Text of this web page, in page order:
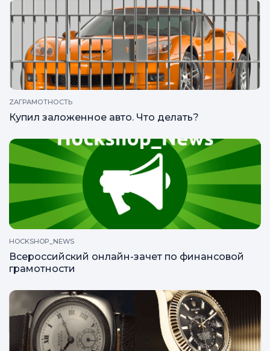
ZAГРАМОТНОСТЬ
Купил заложенное авто. Что делать?
HOCKSHOP_NEWS
Всероссийский онлайн-зачет по финансовой
грамотности